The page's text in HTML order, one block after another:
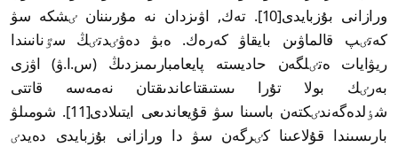
ورازانى بۇزبايدى[10]. تەك, اۋىزدان نە مۇرىننان ٸشكە سۋ
كەتٸپ قالماۋىن بايقاۋ كەرەك. ەبۋ دەۋٸدتٸڭ سٷنانىندا
ريۋايات ەتٸلگەن حاديستە پايعامبارىمىزدىڭ (س.ا.ۋ) اۋزى
بەرٸك بولا تۇرا ىستىقتاعاندىقتان نەمەسە قاتتى
شٶلدەگەندٸكتەن باسىنا سۋ قۇيعاندىعى ايتىلادى[11]. شومىلۋ
بارىسىندا قۇلاعىنا كٸرگەن سۋ دا ورازانى بۇزبايدى دەيدٸ